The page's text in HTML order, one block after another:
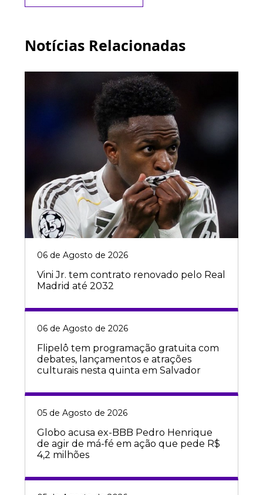
Notícias Relacionadas
06 de Agosto de 2026
Vini Jr. tem contrato renovado pelo Real
Madrid até 2032
06 de Agosto de 2026
Flipelô tem programação gratuita com
debates, lançamentos e atrações
culturais nesta quinta em Salvador
05 de Agosto de 2026
Globo acusa ex-BBB Pedro Henrique
de agir de má-fé em ação que pede R$
4,2 milhões